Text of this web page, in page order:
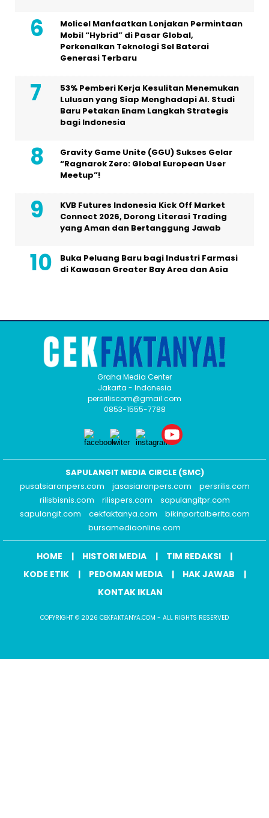
Molicel Manfaatkan Lonjakan Permintaan
Mobil “Hybrid” di Pasar Global,
Perkenalkan Teknologi Sel Baterai
Generasi Terbaru
53% Pemberi Kerja Kesulitan Menemukan
Lulusan yang Siap Menghadapi AI. Studi
Baru Petakan Enam Langkah Strategis
bagi Indonesia
Gravity Game Unite (GGU) Sukses Gelar
“Ragnarok Zero: Global European User
Meetup”!
KVB Futures Indonesia Kick Off Market
Connect 2026, Dorong Literasi Trading
yang Aman dan Bertanggung Jawab
Buka Peluang Baru bagi Industri Farmasi
di Kawasan Greater Bay Area dan Asia
Graha Media Center
Jakarta - Indonesia
persriliscom@gmail.com
0853-1555-7788
SAPULANGIT MEDIA CIRCLE (SMC)
pusatsiaranpers.com
jasasiaranpers.com
persrilis.com
rilisbisnis.com
rilispers.com
sapulangitpr.com
sapulangit.com
cekfaktanya.com
bikinportalberita.com
bursamediaonline.com
HOME HISTORI MEDIA
TIM REDAKSI
KODE ETIK
PEDOMAN MEDIA
HAK JAWAB
KONTAK IKLAN
COPYRIGHT © 2026 CEKFAKTANYA.COM - ALL RIGHTS RESERVED